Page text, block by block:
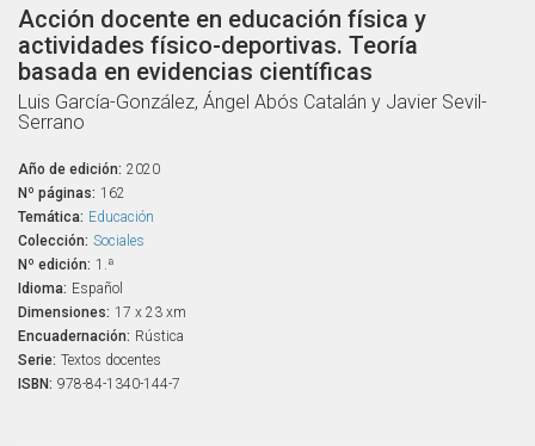
Acción docente en educación física y
actividades físico-deportivas. Teoría
basada en evidencias científicas
Luis García-González, Ángel Abós Catalán y Javier Sevil-
Serrano
Año de edición: 2020
Nº páginas: 162
Temática: Educación
Colección: Sociales
Nº edición: 1.ª
Idioma: Español
Dimensiones: 17 x 23 xm
Encuadernación: Rústica
Serie: Textos docentes
ISBN: 978-84-1340-144-7